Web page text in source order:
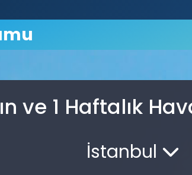
ve 1 Haftalık
İstanbul